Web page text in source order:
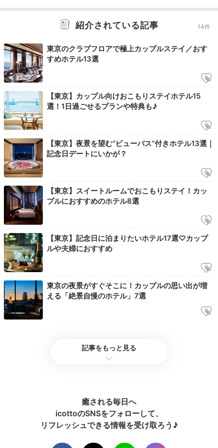
朝食は"空中庭園"が
テーマのレストランで
朝食は卵料理が選べる洋食や、様々な小鉢が付いた和食
セットなど。おしゃれな「All-Day Dining OASIS
GARDEN」で、優雅な朝のひと時を楽しんで。
miipopon
和定⾷をいただきました。品数も多く⼤変おいしかった
です。⼤きい窓から⼊る⾃然光の明るさが⼼地よく、素
晴らしい朝の時間を過ごしました。
レストランではアフタヌーンティーもおすすめ。季節ご
紹介されている記事 14件
東京のクラブフロアで極上カップルステイ／おす
すめホテル13選
【東京】カップル向けおこもりステイホテル15
選！1日過ごせるプランや特典も♪
【東京】夜景を望む“ビューバス”付きホテル13選｜
記念日デートにいかが？
【東京】スイートルームでおこもりステイ！カッ
プルにおすすめのホテル8選
【東京】記念日に泊まりたいホテル17選♡カップ
ルや夫婦におすすめ
東京の夜景がすぐそこに！カップルの思い出が増
える「絶景自慢のホテル」7選
記事をもっと見る
癒される毎日へ
icottoのSNSをフォローして、
リフレッシュできる情報を受け取ろう♪